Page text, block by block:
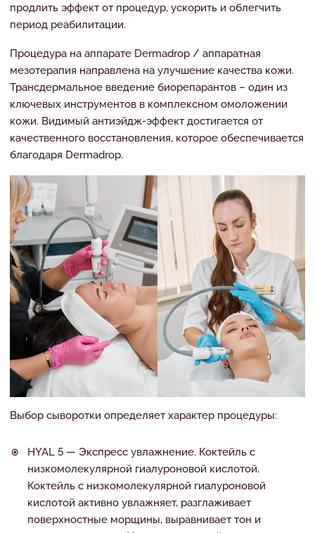
продлить эффект от процедур, ускорить и облегчить
период реабилитации.
Процедура на аппарате Dermadrop / аппаратная
мезотерапия направлена на улучшение качества кожи.
Трансдермальное введение биорепарантов – один из
ключевых инструментов в комплексном омоложении
кожи. Видимый антиэйдж-эффект достигается от
качественного восстановления, которое обеспечивается
благодаря Dermadrop.
Выбор сыворотки определяет характер процедуры:
HYAL 5 — Экспресс увлажнение. Коктейль с
низкомолекулярной гиалуроновой кислотой.
Коктейль с низкомолекулярной гиалуроновой
кислотой активно увлажняет, разглаживает
поверхностные морщины, выравнивает тон и